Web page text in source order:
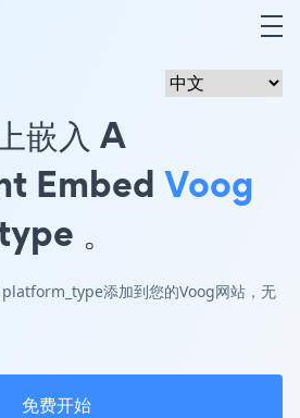
嵌入 A
Embed Voog
。
添加到您的Voog网站，无
免费开始